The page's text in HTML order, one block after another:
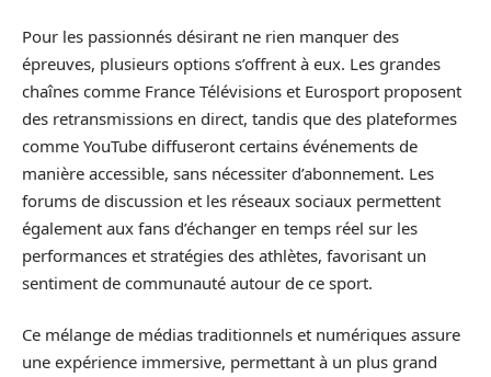
Pour les passionnés désirant ne rien manquer des
épreuves, plusieurs options s’offrent à eux. Les grandes
chaînes comme France Télévisions et Eurosport proposent
des retransmissions en direct, tandis que des plateformes
comme YouTube diffuseront certains événements de
manière accessible, sans nécessiter d’abonnement. Les
forums de discussion et les réseaux sociaux permettent
également aux fans d’échanger en temps réel sur les
performances et stratégies des athlètes, favorisant un
sentiment de communauté autour de ce sport.
Ce mélange de médias traditionnels et numériques assure
une expérience immersive, permettant à un plus grand